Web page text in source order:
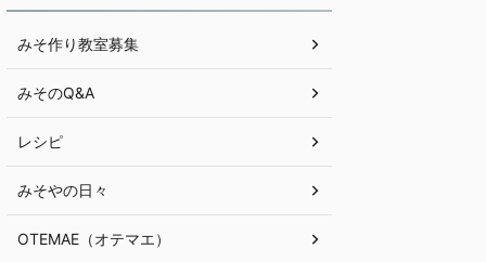
みそ作り教室募集
みそのQ&A
レシピ
みそやの日々
OTEMAE（オテマエ）